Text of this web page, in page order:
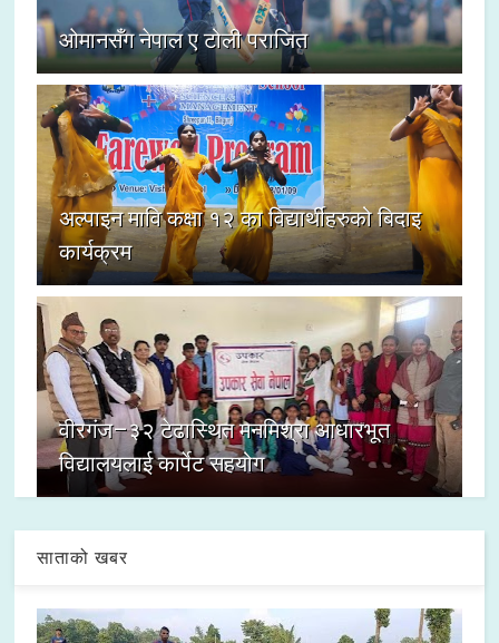
ओमानसँग नेपाल ए टोली पराजित
अल्पाइन मावि कक्षा १२ का विद्यार्थीहरुको बिदाइ
कार्यक्रम
वीरगंज–३२ टेढास्थित मनमिश्रा आधारभूत
विद्यालयलाई कार्पेट सहयोग
साताको खबर